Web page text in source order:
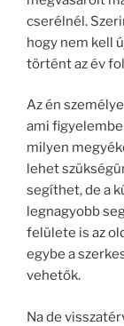
cserélnél.
hogy nem kell
történt az év
Az én
ami
milyen
lehet
segíthet, de a
legnagyobb
felülete is az
egybe a
vehetők.
Na de